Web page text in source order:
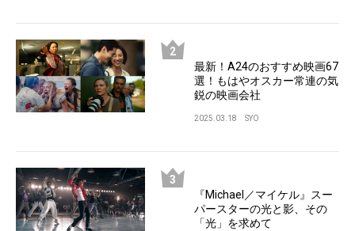
最新！A24のおすすめ映画67
選！もはやオスカー常連の気
鋭の映画会社
2025.03.18 SYO
『Michael／マイケル』スー
パースターの光と影、その
「光」を求めて